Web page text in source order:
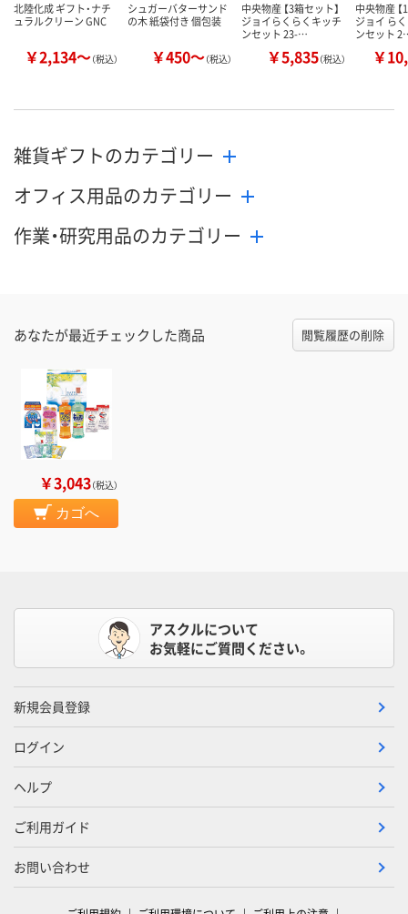
北陸化成 ギフト・ナチ
ュラルクリーン GNC
￥2,134～（税込）
シュガーバターサンド
の木 紙袋付き 個包装
￥450～（税込）
中央物産 【3箱セット】
ジョイらくらくキッチ
ンセット 23-…
￥5,835（税込）
中央物産 【
ジョイ ら
ンセット
￥
雑貨ギフトのカテゴリー
オフィス用品のカテゴリー
作業・研究用品のカテゴリー
あなたが最近チェックした商品 閲覧履歴の削除
￥3,043（税込）
カゴへ
アスクルについて
お気軽にご質問ください。
新規会員登録
ログイン
ヘルプ
ご利用ガイド
お問い合わせ